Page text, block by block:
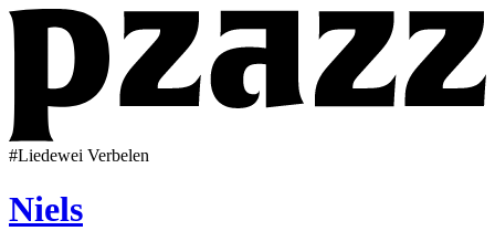
#Liedewei Verbelen
Niels